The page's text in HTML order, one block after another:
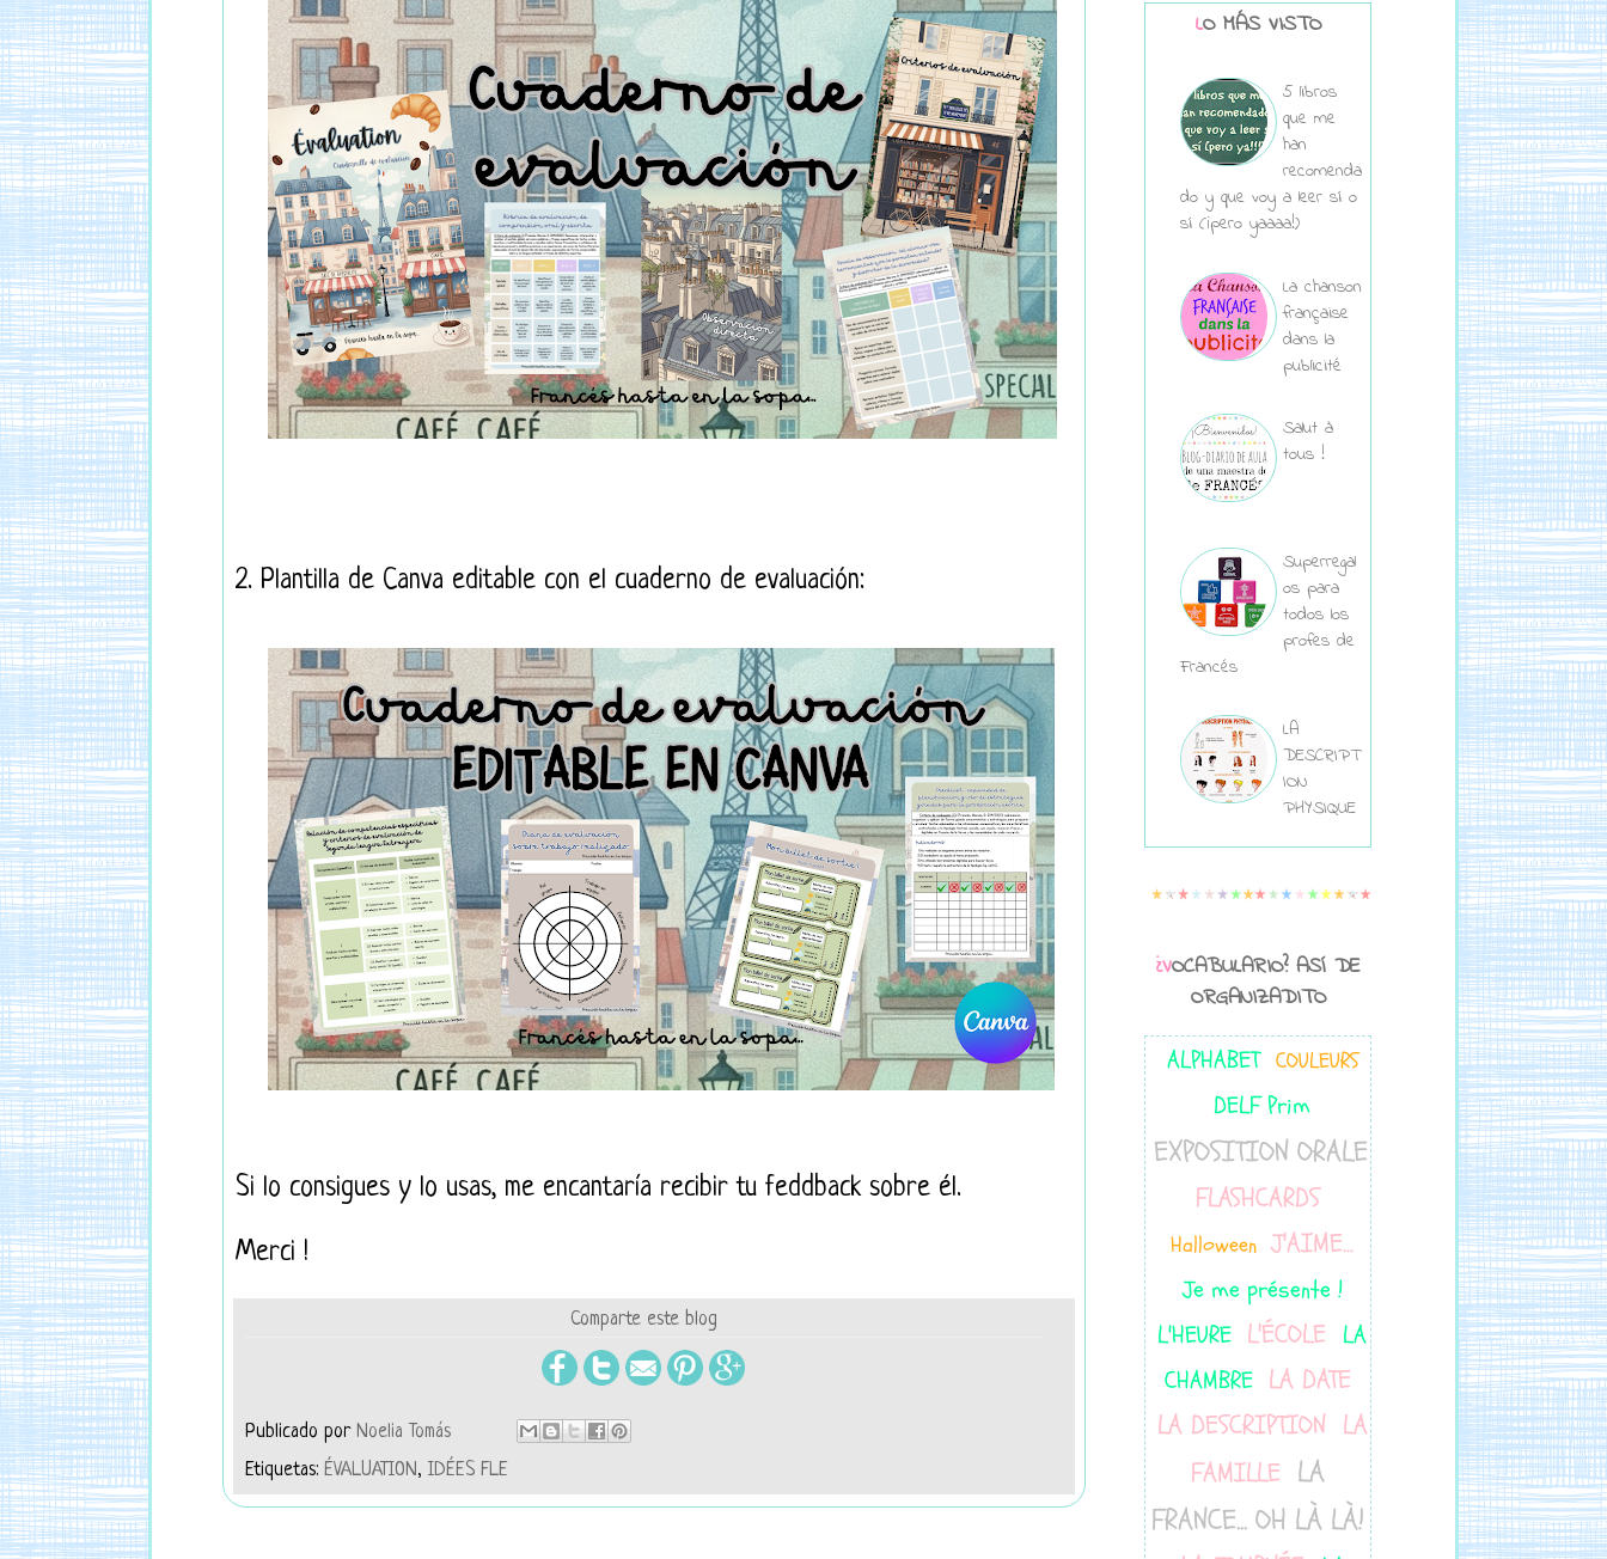
2. Plantilla de Canva editable con el cuaderno de evaluación:
Si lo consigues y lo usas, me encantaría recibir tu feddback sobre él.
Merci !
Comparte este blog
Publicado por Noelia Tomás
Etiquetas: ÉVALUATION, IDÉES FLE
LO MÁS VISTO
5 libros
que me
han
recomenda
do y que voy a leer sí o
sí (¡pero yaaaa!)
La chanson
française
dans la
publicité
Salut à
tous !
Superregal
os para
todos los
profes de
Francés
LA
DESCRIPT
ION
PHYSIQUE
¿VOCABULARIO? ASÍ DE
ORGANIZADITO
ALPHABET COULEURS
DELF Prim
EXPOSITION ORALE
FLASHCARDS
Halloween J'AIME...
Je me présente !
L'HEURE L'ÉCOLE LA
CHAMBRE LA DATE
LA DESCRIPTION LA
FAMILLE LA
FRANCE... OH LÀ LÀ!